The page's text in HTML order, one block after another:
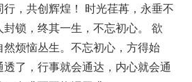
，共创辉煌！ 时光荏苒，永垂不
锁，终其一生，不忘初心。 欲
烦恼丛生。不忘初心，方得始
了，行事就会通达，内心就会通